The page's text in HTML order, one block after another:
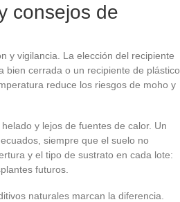
consejos de
y vigilancia. La elección del recipiente
bien cerrada o un recipiente de plástico
reduce los riesgos de moho y
y lejos de fuentes de calor. Un
siempre que el suelo no
y el tipo de sustrato en cada lote:
futuros.
naturales marcan la diferencia.